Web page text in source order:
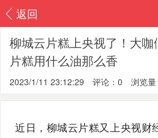
返回
柳城云片糕上央视了！大
片糕用什么油那么香
2023/1/11 23:12:29 评论：0 浏览
近日，柳城云片糕又上央视财